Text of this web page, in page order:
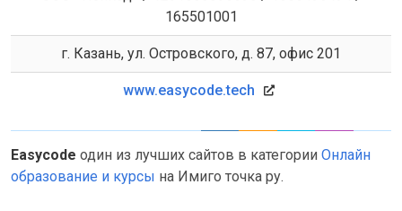
165501001
г. Казань, ул. Островского, д. 87, офис 201
www.easycode.tech
Easycode один из лучших сайтов в категории Онлайн
образование и курсы на Имиго точка ру.